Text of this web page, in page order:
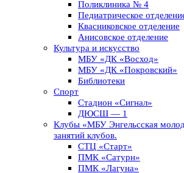
Поликлиника № 4
Педиатрическое
Квасниковское отделение
Анисовское отделение
Культура и искусство
МБУ «ДК «Восход»
МБУ «ДК «Покровский»
Библиотеки
Спорт
Стадион «Сигнал»
ДЮСШ — 1
Клубы «МБУ Энгельсская
занятий клубов.
СТЦ «Старт»
ПМК «Сатурн»
ПМК «Лагуна»